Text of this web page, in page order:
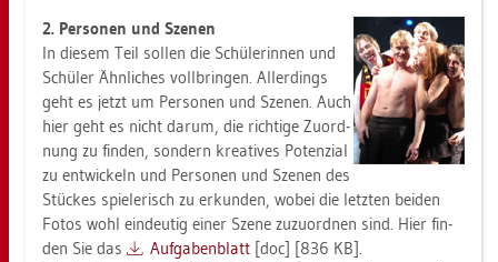
2. Per­so­nen und Sze­nen
In die­sem Teil sol­len die Schü­le­rin­nen und
Schü­ler Ähn­li­ches voll­brin­gen. Al­ler­dings
geht es jetzt um Per­so­nen und Sze­nen. Auch
hier geht es nicht darum, die rich­ti­ge Zu­ord­
nung zu fin­den, son­dern krea­ti­ves Po­ten­zi­al
zu ent­wi­ckeln und Per­so­nen und Sze­nen des
Stü­ckes spie­le­risch zu er­kun­den, wobei die letz­ten bei­den
Fotos wohl ein­deu­tig einer Szene zu­zu­ord­nen sind. Hier fin­
den Sie das
Auf­ga­ben­blatt [doc] [836 KB].